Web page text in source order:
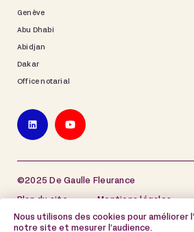
Genève
Abu Dhabi
Abidjan
Dakar
Office notarial
©2025 De Gaulle Fleurance
Plan du site Mentions légales
Politique de protection des données à
Nous utilisons des cookies pour améliorer
notre site et mesurer l’audience.